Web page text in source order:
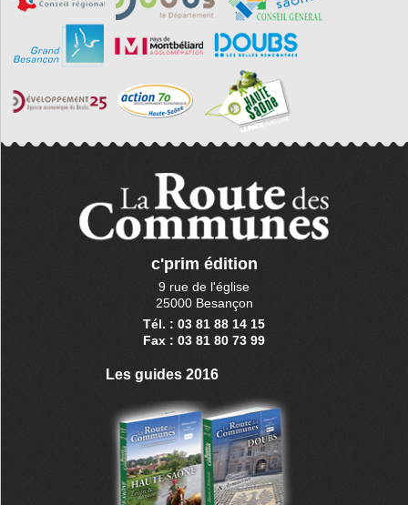
c'prim édition
9 rue de l'église
25000 Besançon
Tél. : 03 81 88 14 15
Fax : 03 81 80 73 99
Les guides 2016